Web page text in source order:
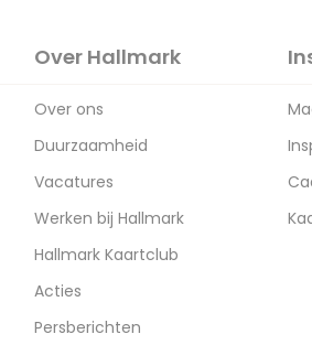
Over Hallmark
Over ons
Duurzaamheid
Vacatures
Werken bij Hallmark
Hallmark Kaartclub
Acties
Persberichten